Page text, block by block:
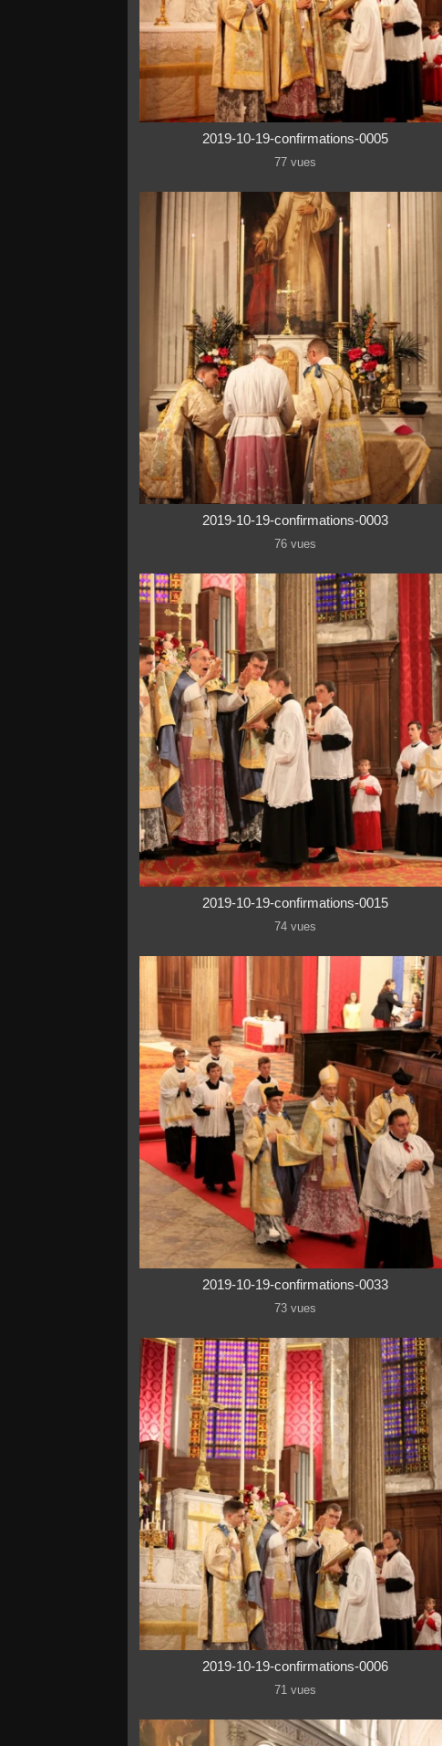
2019-10-19-confirmations-0005
77 vues
2019-10-19-confirmations-0003
76 vues
2019-10-19-confirmations-0015
74 vues
2019-10-19-confirmations-0033
73 vues
2019-10-19-confirmations-0006
71 vues